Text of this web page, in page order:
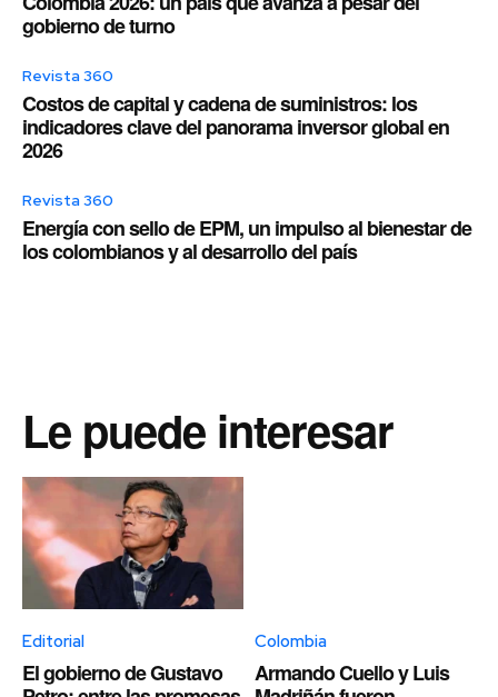
gobierno de turno
Revista 360
Costos de capital y cadena de suministros: los
indicadores clave del panorama inversor global en
2026
Revista 360
Energía con sello de EPM, un impulso al bienestar de
los colombianos y al desarrollo del país
Le puede interesar
Editorial
El gobierno de Gustavo
Colombia
Armando Cuello y Luis